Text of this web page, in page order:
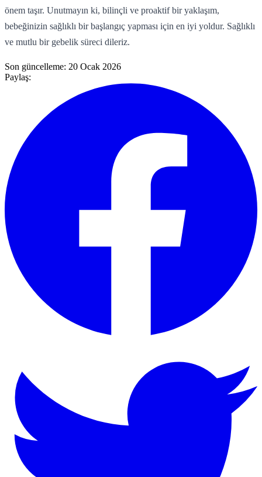
önem taşır. Unutmayın ki, bilinçli ve proaktif bir yaklaşım,
bebeğinizin sağlıklı bir başlangıç yapması için en iyi yoldur. Sağlıklı
ve mutlu bir gebelik süreci dileriz.
Son güncelleme: 20 Ocak 2026
Paylaş: